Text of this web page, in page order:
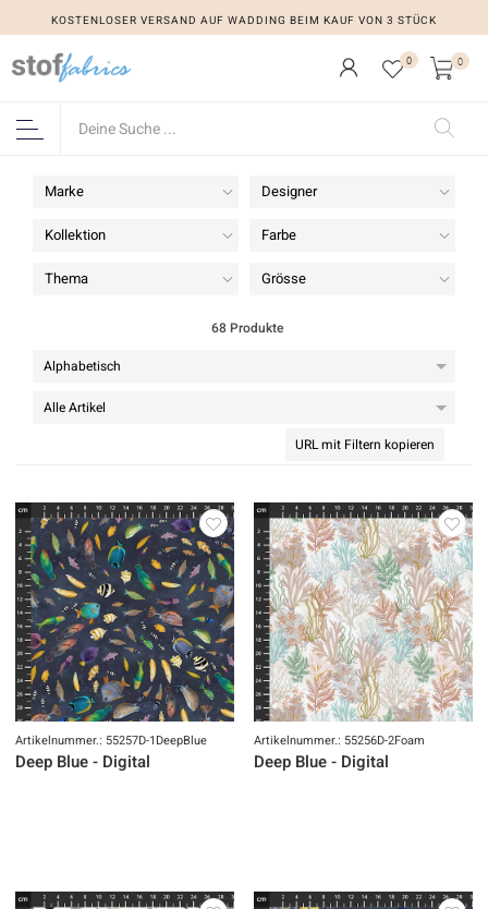
KOSTENLOSER VERSAND AUF WADDING BEIM KAUF VON 3 STÜCK
0 0
Marke Designer
Kollektion Farbe
Thema Grösse
68 Produkte
URL mit Filtern kopieren
Artikelnummer.: 55257D-1DeepBlue
Deep Blue - Digital
Artikelnummer.: 55256D-2Foam
Deep Blue - Digital